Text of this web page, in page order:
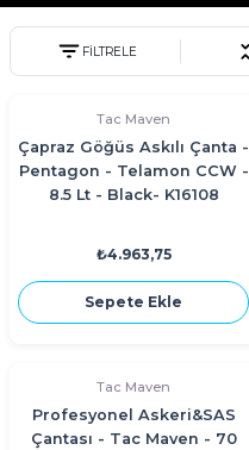
FİLTRELE
Tac Maven
Çapraz Göğüs Askılı Çanta -
Pentagon - Telamon CCW -
8.5 Lt - Black- K16108
₺4.963,75
Sepete Ekle
Tac Maven
Profesyonel Askeri&SAS
Çantası - Tac Maven - 70